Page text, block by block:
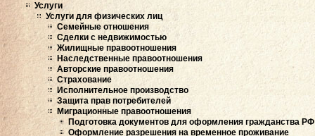
Услуги
Услуги для физических лиц
Семейные отношения
Сделки с недвижимостью
Жилищные правоотношения
Наследственные правоотношения
Авторские правоотношения
Страхование
Исполнительное производство
Защита прав потребителей
Миграционные правоотношения
Подготовка документов для оформления гражданства РФ
Оформление разрешения на временное проживание